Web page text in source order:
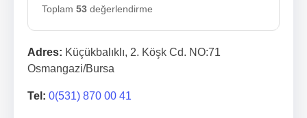
Toplam 53 değerlendirme
Adres: Küçükbalıklı, 2. Köşk Cd. NO:71
Osmangazi/Bursa
Tel: 0(531) 870 00 41